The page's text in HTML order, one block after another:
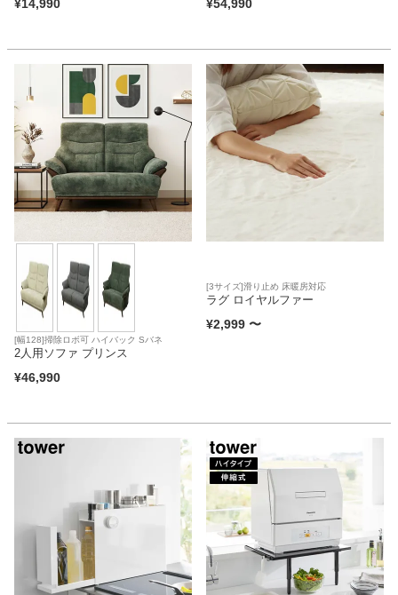
¥14,990 ¥54,990
[幅128]掃除ロボ可 ハイバック Sバネ
2人用ソファ プリンス
¥46,990
[3サイズ]滑り止め 床暖房対応
ラグ ロイヤルファー
¥2,999 〜